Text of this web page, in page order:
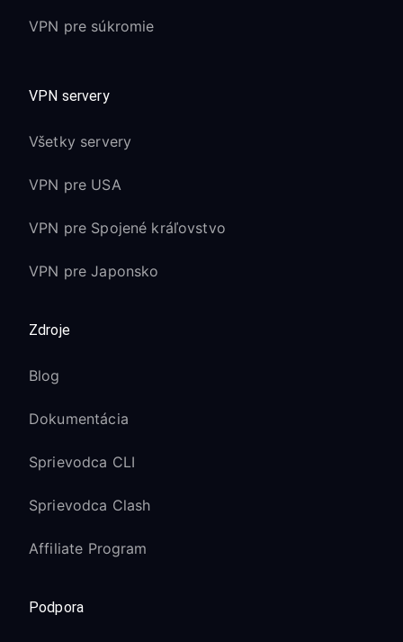
VPN pre súkromie
VPN servery
Všetky servery
VPN pre USA
VPN pre Spojené kráľovstvo
VPN pre Japonsko
Zdroje
Blog
Dokumentácia
Sprievodca CLI
Sprievodca Clash
Affiliate Program
Podpora